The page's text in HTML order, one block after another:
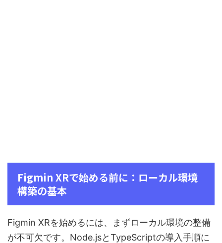
Figmin XRで始める前に：ローカル環境
構築の基本
Figmin XRを始めるには、まずローカル環境の整備
が不可欠です。Node.jsとTypeScriptの導入手順に